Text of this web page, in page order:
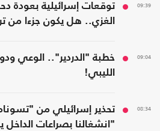
09:39
توقعات إسرائيلية بعودة
الغزي.. هل يكون جزءا من
09:04
خطبة "الدردير".. الوعي
الليبي!
08:34
تحذير إسرائيلي من
"انشغالنا بصراعات الداخل